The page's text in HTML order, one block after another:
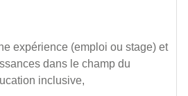
expérience (emploi ou stage) et
dans le champ du
inclusive,